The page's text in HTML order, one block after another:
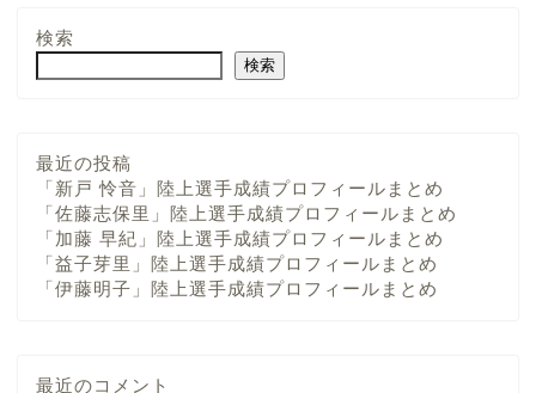
検索
検索
最近の投稿
「新戸 怜音」陸上選手成績プロフィールまとめ
「佐藤志保里」陸上選手成績プロフィールまとめ
「加藤 早紀」陸上選手成績プロフィールまとめ
「益子芽里」陸上選手成績プロフィールまとめ
「伊藤明子」陸上選手成績プロフィールまとめ
最近のコメント